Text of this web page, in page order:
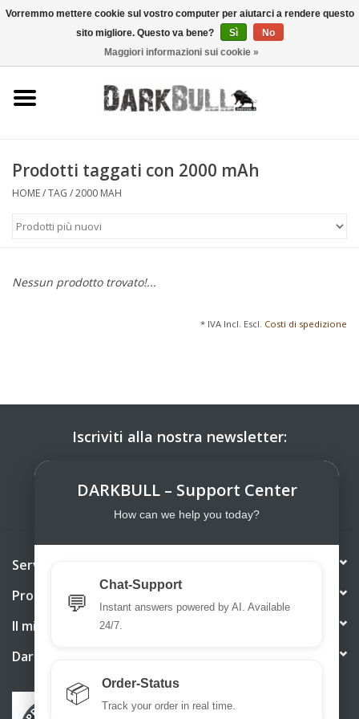
0 Articoli - €0,00
tiro
all'aperto
Prodotti taggati con 2000 mAh
HOME/TAG /2000 MAH
Nessun prodotto trovato!...
* IVA Incl. Escl. Costi di spedizione
Iscriviti alla nostra newsletter:
Servizio di assistenza
Prodotti
Il mio account
DarkBull TrendStore
Vorremmo mettere cookie sul vostro computer per aiutarci a rendere questo
sito migliore. Questo va bene?
Sì
No
Maggiori informazioni sui cookie »
DARKBULL – Support Center
How can we help you today?
💬
Chat-Support
Instant answers powered by AI. Available
24/7.
📦 Order-Status
Track your order in real time.